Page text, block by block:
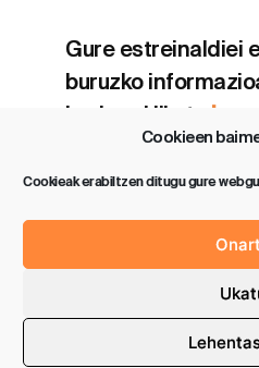
Cookieen
Cookieak erabiltzen ditugu gure
Gure estreinaldiei
buruzko
Política de
Política de